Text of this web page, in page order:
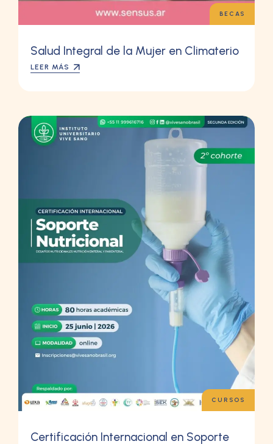
BECAS
Salud Integral de la Mujer en Climaterio
LEER MÁS
CURSOS
Certificación Internacional en Soporte